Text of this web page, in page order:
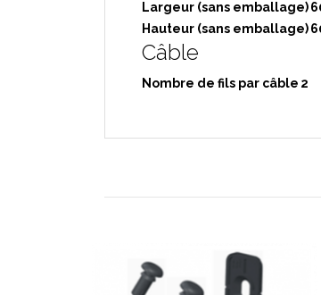
Largeur (sans emballage)
Hauteur (sans emballage)
Câble
Nombre de fils par câble 2